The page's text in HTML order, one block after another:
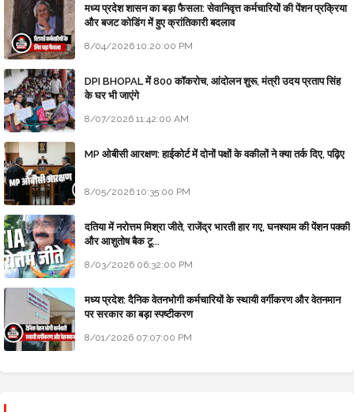
मध्य प्रदेश शासन का बड़ा फैसला: सेवानिवृत्त कर्मचारियों की पेंशन प्रक्रिया
और बजट कोडिंग में हुए क्रांतिकारी बदलाव
8/04/2026 10:20:00 PM
DPI BHOPAL में 800 कॉकरोच, आंदोलन शुरू, मंत्री उदय प्रताप सिंह
के घर भी जाएंगे
8/07/2026 11:42:00 AM
MP ओबीसी आरक्षण: हाईकोर्ट में दोनों पक्षों के वकीलों ने क्या तर्क दिए, पढ़िए
8/05/2026 10:35:00 PM
दतिया में नरोत्तम मिश्रा जीते, राजेंद्र भारती हार गए, घनश्याम की पेंशन पक्की
और आशुतोष बैक टू...
8/03/2026 06:32:00 PM
मध्य प्रदेश: दैनिक वेतनभोगी कर्मचारियों के स्थायी वर्गीकरण और वेतनमान
पर सरकार का बड़ा स्पष्टीकरण
8/01/2026 07:07:00 PM